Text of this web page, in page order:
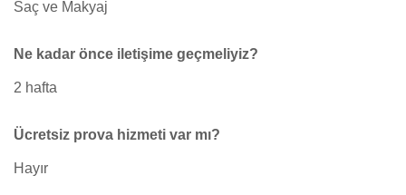
Saç ve Makyaj
Ne kadar önce iletişime geçmeliyiz?
2 hafta
Ücretsiz prova hizmeti var mı?
Hayır